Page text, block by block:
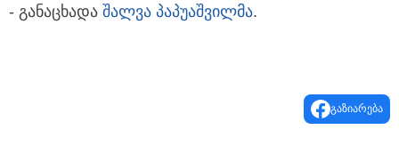
- განაცხადა შალვა პაპუაშვილმა.
გაზიარება